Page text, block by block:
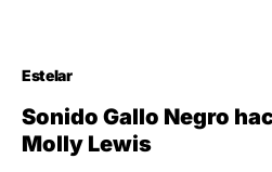
Estelar
Sonido Gallo Negro
Molly Lewis